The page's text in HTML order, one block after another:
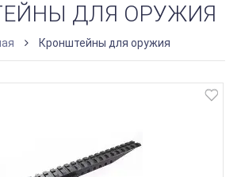
ДЛЯ ОРУЖИЯ
Кронштейны для оружия